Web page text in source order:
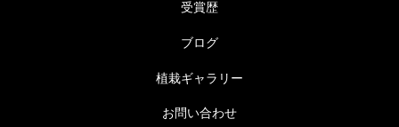
受賞歴
ブログ
植栽ギャラリー
お問い合わせ